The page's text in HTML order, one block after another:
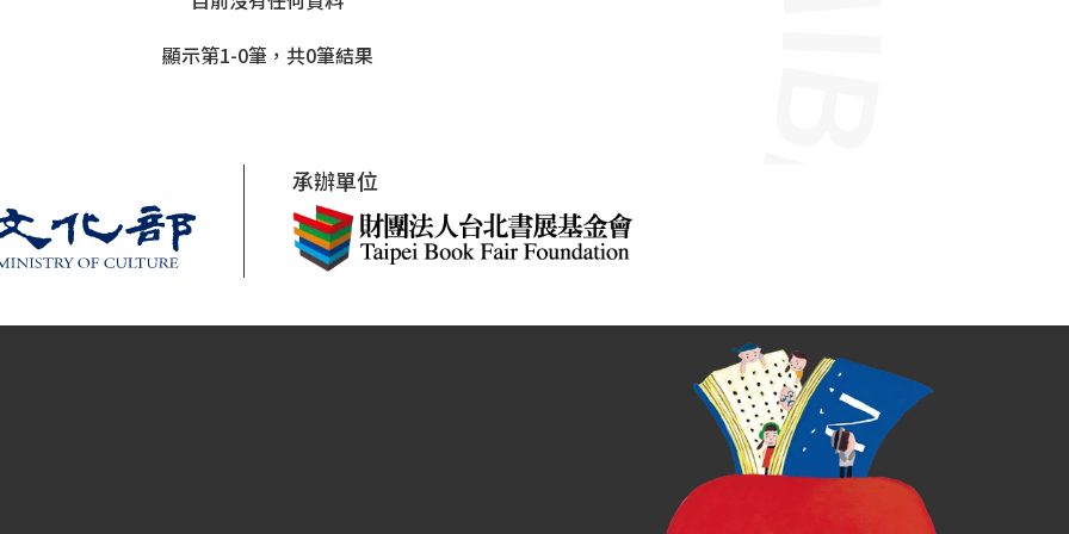
顯示第1-0筆，共0筆結果
承辦單位